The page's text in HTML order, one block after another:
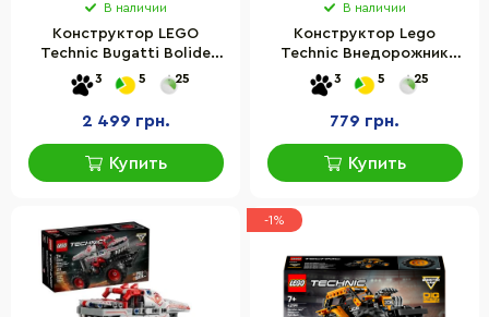
В наличии
Конструктор LEGO
Technic Bugatti Bolide
42151
3 5 25
2 499 грн.
Купить
В наличии
Конструктор Lego
Technic Внедорожник
баги для гонки 42164, 219
деталей
3 5 25
779 грн.
Купить
-1%